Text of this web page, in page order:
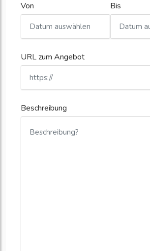
Von Bis
URL zum Angebot
Beschreibung